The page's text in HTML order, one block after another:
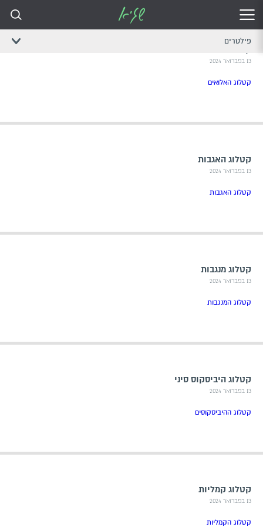
פילטרים
13 בפברואר 2024
קטלוג האלואים
קטלוג האגבות
13 בפברואר 2024
קטלוג האגבות
קטלוג מנגבות
13 בפברואר 2024
קטלוג המנגבות
קטלוג היביסקוס סיני
13 בפברואר 2024
קטלוג ההיביסקוסים
קטלוג קמליות
13 בפברואר 2024
קטלוג הקמליות